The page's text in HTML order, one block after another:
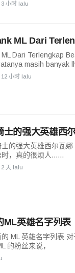
3 小时 lalu
ML Dari
Dari Terlengkap
masih banyak
12 小时 lalu
士的强大英雄西
的强大英雄西尔瓦
，真的很烦人......
2 天 lalu
ML英雄名字列表
ML 英雄名字列表
的粉丝来说，